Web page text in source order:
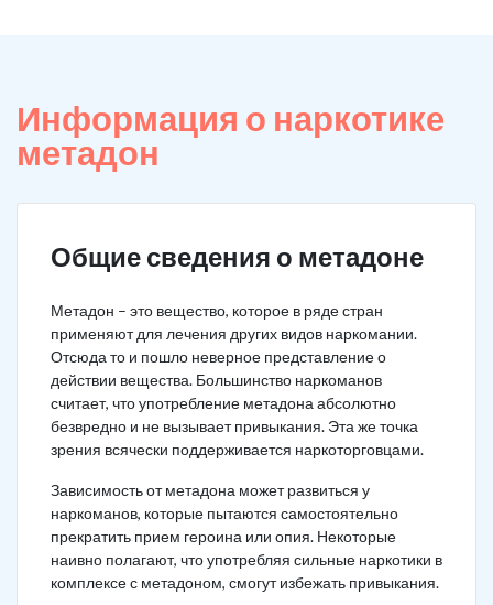
Информация о наркотике
метадон
Общие сведения о метадоне
Метадон – это вещество, которое в ряде стран
применяют для лечения других видов наркомании.
Отсюда то и пошло неверное представление о
действии вещества. Большинство наркоманов
считает, что употребление метадона абсолютно
безвредно и не вызывает привыкания. Эта же точка
зрения всячески поддерживается наркоторговцами.
Зависимость от метадона может развиться у
наркоманов, которые пытаются самостоятельно
прекратить прием героина или опия. Некоторые
наивно полагают, что употребляя сильные наркотики в
комплексе с метадоном, смогут избежать привыкания.